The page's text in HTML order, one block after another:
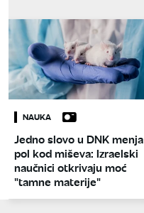
NAUKA
Jedno slovo u DNK menja
pol kod miševa: Izraelski
naučnici otkrivaju moć
"tamne materije"